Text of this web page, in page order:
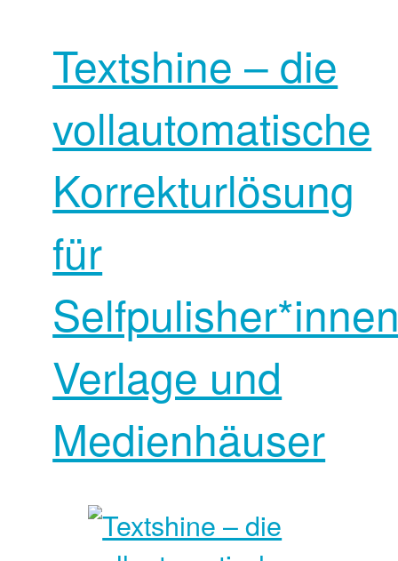
Textshine – die
vollautomatische
Korrekturlösung
für
Verlage und
Medienhäuser